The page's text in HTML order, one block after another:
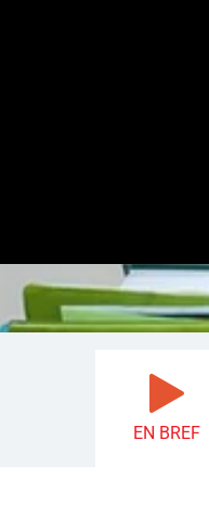
EN BREF